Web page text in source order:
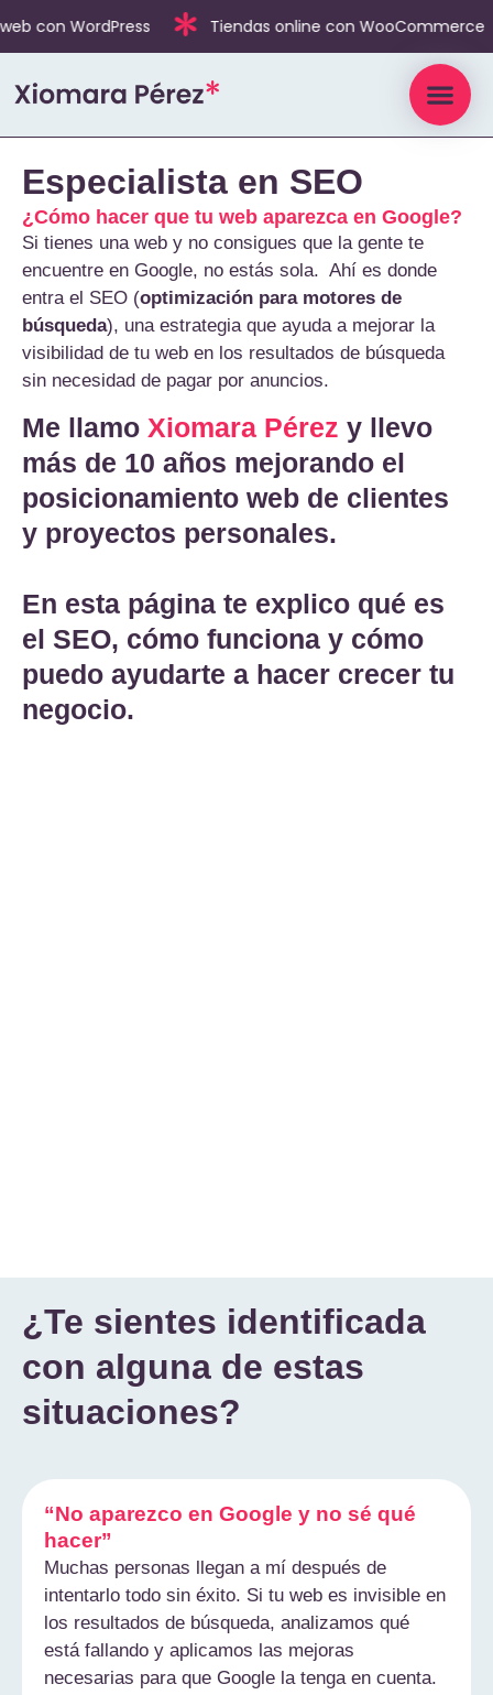
con WordPress Tiendas online con WooCommerce
Especialista en SEO
¿Cómo hacer que tu web aparezca en Google?
Si tienes una web y no consigues que la gente te
encuentre en Google, no estás sola. Ahí es donde
entra el SEO (optimización para motores de
búsqueda), una estrategia que ayuda a mejorar la
visibilidad de tu web en los resultados de búsqueda
sin necesidad de pagar por anuncios.
Me llamo Xiomara Pérez y llevo
más de 10 años mejorando el
posicionamiento web de clientes
y proyectos personales.
En esta página te explico qué es
el SEO, cómo funciona y cómo
puedo ayudarte a hacer crecer tu
negocio.
¿Te sientes identificada
con alguna de estas
situaciones?
“No aparezco en Google y no sé qué
hacer”
Muchas personas llegan a mí después de
intentarlo todo sin éxito. Si tu web es invisible en
los resultados de búsqueda, analizamos qué
está fallando y aplicamos las mejoras
necesarias para que Google la tenga en cuenta.